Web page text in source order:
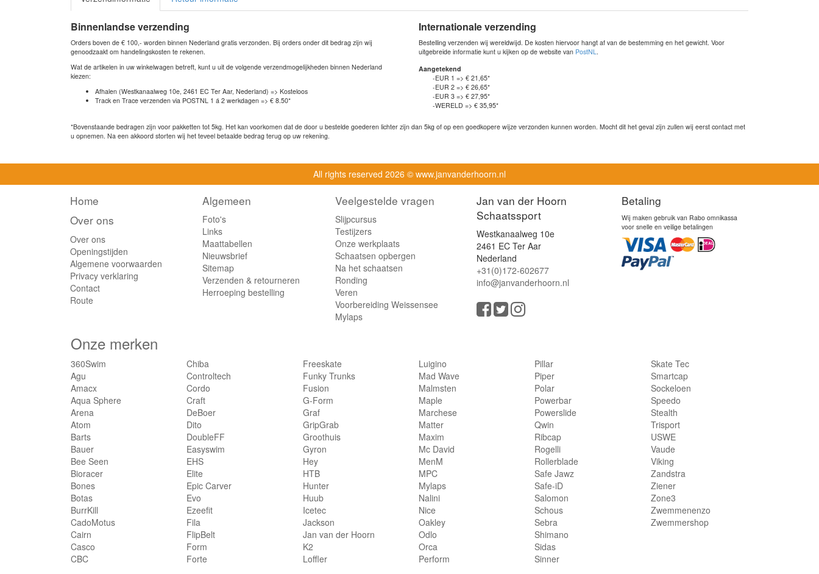
Binnenlandse verzending
Orders boven de € 100,- worden binnen Nederland gratis verzonden. Bij orders onder dit bedrag zijn wij
genoodzaakt om handelingskosten te rekenen.
Wat de artikelen in uw winkelwagen betreft, kunt u uit de volgende verzendmogelijkheden binnen Nederland
kiezen:
Afhalen (Westkanaalweg 10e, 2461 EC Ter Aar, Nederland) => Kosteloos
Track en Trace verzenden via POSTNL 1 á 2 werkdagen => € 8.50*
Internationale verzending
Bestelling verzenden wij wereldwijd. De kosten hiervoor hangt af van de bestemming en het gewicht. Voor
uitgebreide informatie kunt u kijken op de website van PostNL
Aangetekend
-EUR 1 => € 21,65*
-EUR 2 => € 26,65*
-EUR 3 => € 27,95*
-WERELD => € 35,95*
*Bovenstaande bedragen zijn voor pakketten tot 5kg. Het kan voorkomen dat de door u bestelde goederen lichter zijn dan 5kg of op een goedkopere wijze verzonden kunnen worden. Mocht dit het geval zijn zullen wij eerst contact met
u opnemen. Na een akkoord storten wij het teveel betaalde bedrag terug op uw rekening.
All rights reserved 2026 © www.janvanderhoorn.nl
Home
Over ons
Over ons
Openingstijden
Algemene voorwaarden
Privacy verklaring
Contact
Route
Algemeen
Foto's
Links
Maattabellen
Nieuwsbrief
Sitemap
Verzenden & retourneren
Herroeping bestelling
Veelgestelde vragen
Slijpcursus
Testijzers
Onze werkplaats
Schaatsen opbergen
Na het schaatsen
Ronding
Veren
Voorbereiding Weissensee
Mylaps
Jan van der Hoorn
Schaatssport
Westkanaalweg 10e
2461 EC Ter Aar
Nederland
+31(0)172-602677
info@janvanderhoorn.nl
Betaling
Wij maken gebruik van Rabo omnikassa
voor snelle en veilige betalingen
Onze merken
360Swim
Agu
Amacx
Aqua Sphere
Arena
Atom
Barts
Bauer
Bee Seen
Bioracer
Bones
Botas
BurrKill
CadoMotus
Cairn
Casco
CBC
Chiba
Controltech
Cordo
Craft
DeBoer
Dito
DoubleFF
Easyswim
EHS
Elite
Epic Carver
Evo
Ezeefit
Fila
FlipBelt
Form
Forte
Freeskate
Funky Trunks
Fusion
G-Form
Graf
GripGrab
Groothuis
Gyron
Hey
HTB
Hunter
Huub
Icetec
Jackson
Jan van der Hoorn
K2
Loffler
Luigino
Mad Wave
Malmsten
Maple
Marchese
Matter
Maxim
Mc David
MenM
MPC
Mylaps
Nalini
Nice
Oakley
Odlo
Orca
Perform
Pillar
Piper
Polar
Powerbar
Powerslide
Qwin
Ribcap
Rogelli
Rollerblade
Safe Jawz
Safe-iD
Salomon
Schous
Sebra
Shimano
Sidas
Sinner
Skate Tec
Smartcap
Sockeloen
Speedo
Stealth
Trisport
USWE
Vaude
Viking
Zandstra
Ziener
Zone3
Zwemmenenzo
Zwemmershop